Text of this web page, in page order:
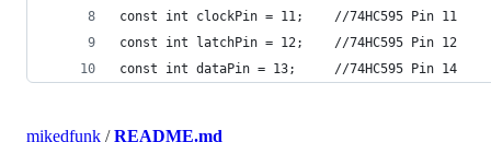
const int clockPin = 11;    //74HC595 Pin 11
const int latchPin = 12;    //74HC595 Pin 12
const int dataPin = 13;     //74HC595 Pin 14
mikedfunk /README.md